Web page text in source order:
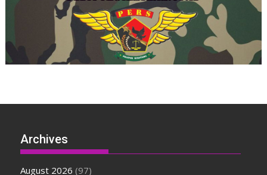
Archives
August 2026 (97)